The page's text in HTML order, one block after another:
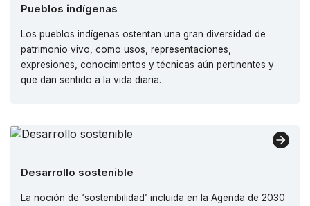
Pueblos indígenas
Los pueblos indígenas ostentan una gran diversidad de
patrimonio vivo, como usos, representaciones,
expresiones, conocimientos y técnicas aún pertinentes y
que dan sentido a la vida diaria.
Desarrollo sostenible
La noción de ‘sostenibilidad’ incluida en la Agenda de 2030